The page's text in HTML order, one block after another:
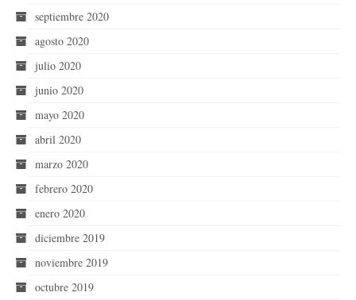
septiembre 2020
agosto 2020
julio 2020
junio 2020
mayo 2020
abril 2020
marzo 2020
febrero 2020
enero 2020
diciembre 2019
noviembre 2019
octubre 2019